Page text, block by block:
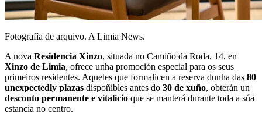
Fotografía de arquivo. A Limia News.
A nova Residencia Xinzo, situada no Camiño da Roda, 14, en
Xinzo de Limia, ofrece unha promoción especial para os seus
primeiros residentes. Aqueles que formalicen a reserva dunha das 80
unexpectedly plazas dispoñibles antes do 30 de xuño, obterán un
desconto permanente e vitalicio que se manterá durante toda a súa
estancia no centro.